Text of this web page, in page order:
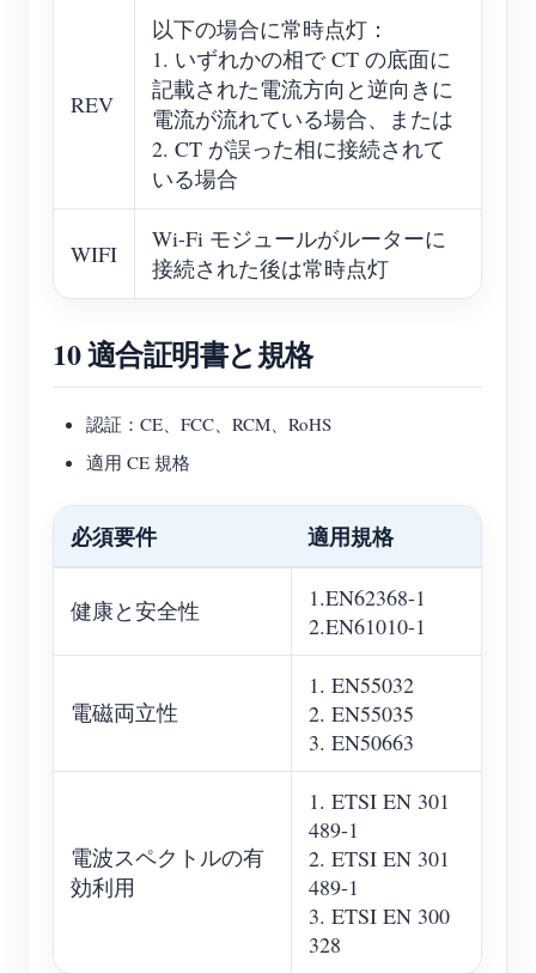
REV
以下の場合に常時点灯：
1. いずれかの相で CT の底面に
記載された電流方向と逆向きに
電流が流れている場合、または
2. CT が誤った相に接続されて
いる場合
WIFI
Wi-Fi モジュールがルーターに
接続された後は常時点灯
10 適合証明書と規格
認証：CE、FCC、RCM、RoHS
適用 CE 規格
必須要件 適用規格
健康と安全性
1.EN62368-1
2.EN61010-1
電磁両立性
1. EN55032
2. EN55035
3. EN50663
電波スペクトルの有
効利用
1. ETSI EN 301
489-1
2. ETSI EN 301
489-1
3. ETSI EN 300
328